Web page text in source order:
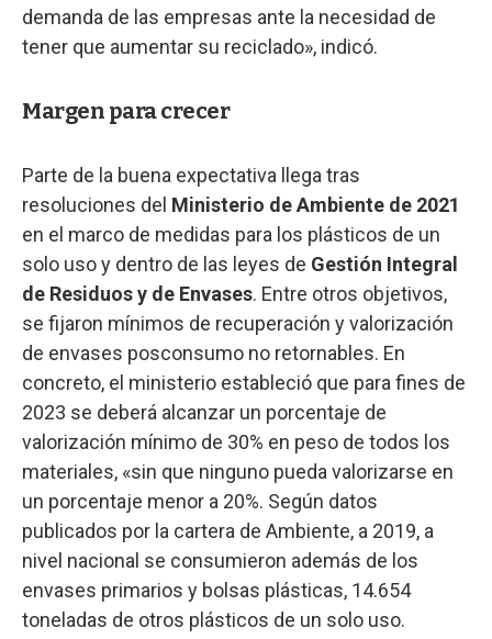
demanda de las empresas ante la necesidad de
tener que aumentar su reciclado», indicó.
Margen para crecer
Parte de la buena expectativa llega tras
resoluciones del Ministerio de Ambiente de 2021
en el marco de medidas para los plásticos de un
solo uso y dentro de las leyes de Gestión Integral
de Residuos y de Envases. Entre otros objetivos,
se fijaron mínimos de recuperación y valorización
de envases posconsumo no retornables. En
concreto, el ministerio estableció que para fines de
2023 se deberá alcanzar un porcentaje de
valorización mínimo de 30% en peso de todos los
materiales, «sin que ninguno pueda valorizarse en
un porcentaje menor a 20%. Según datos
publicados por la cartera de Ambiente, a 2019, a
nivel nacional se consumieron además de los
envases primarios y bolsas plásticas, 14.654
toneladas de otros plásticos de un solo uso.